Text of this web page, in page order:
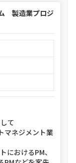
製造業プロジ
て
マネジメント業
におけるPM、